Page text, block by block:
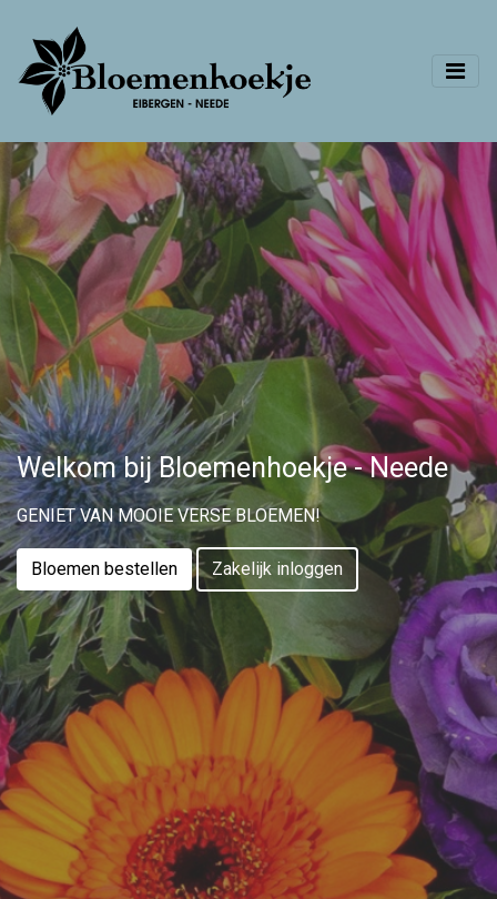
Welkom bij Bloemenhoekje - Neede
GENIET VAN MOOIE VERSE BLOEMEN!
Bloemen bestellen Zakelijk inloggen